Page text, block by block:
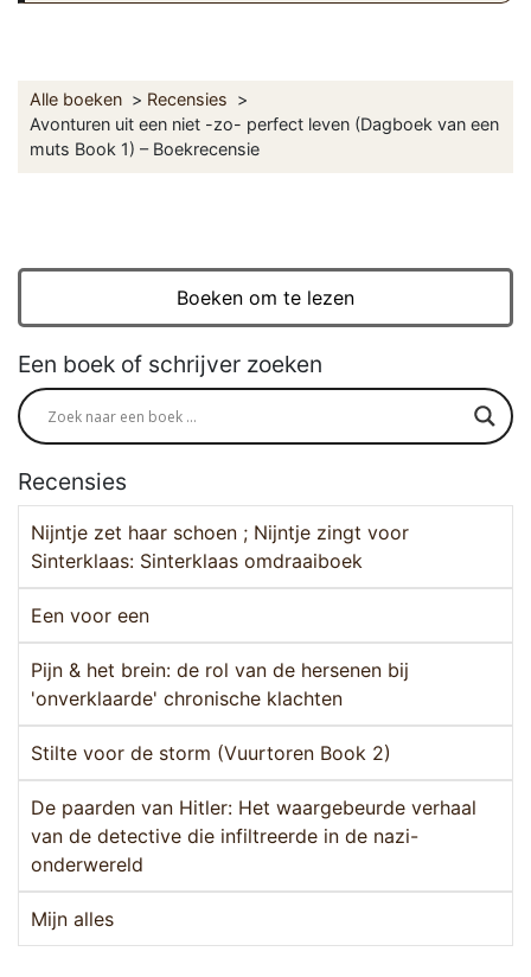
Alle boeken
Recensies
Avonturen uit een niet -zo- perfect leven (Dagboek van een
muts Book 1) – Boekrecensie
Boeken om te lezen
Een boek of schrijver zoeken
Recensies
Nijntje zet haar schoen ; Nijntje zingt voor
Sinterklaas: Sinterklaas omdraaiboek
Een voor een
Pijn & het brein: de rol van de hersenen bij
'onverklaarde' chronische klachten
Stilte voor de storm (Vuurtoren Book 2)
De paarden van Hitler: Het waargebeurde verhaal
van de detective die infiltreerde in de nazi-
onderwereld
Mijn alles